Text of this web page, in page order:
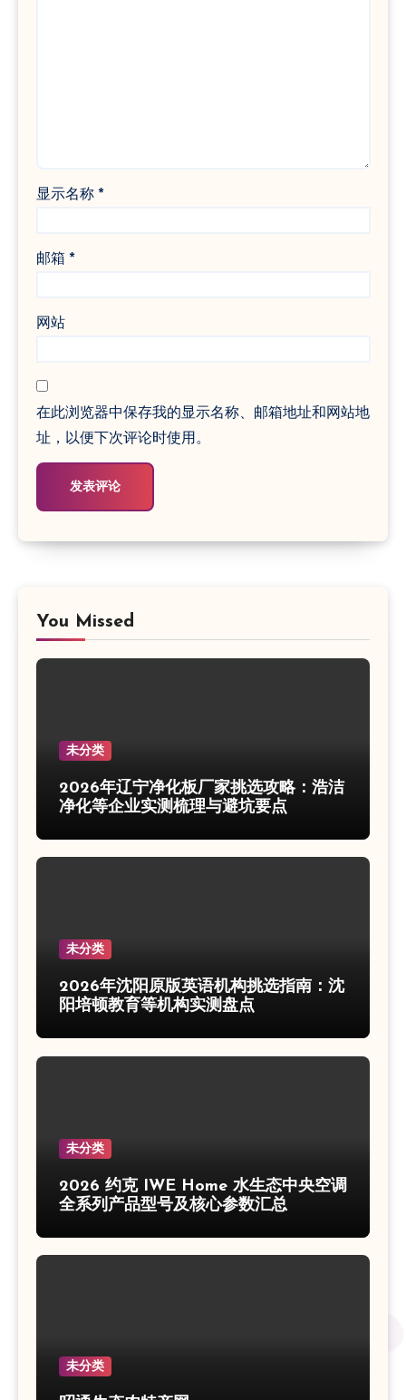
显示名称 *
邮箱 *
网站
在此浏览器中保存我的显示名称、邮箱地址和网站地
址，以便下次评论时使用。
You Missed
未分类
2026年辽宁净化板厂家挑选攻略：浩洁
净化等企业实测梳理与避坑要点
未分类
2026年沈阳原版英语机构挑选指南：沈
阳培顿教育等机构实测盘点
未分类
2026 约克 IWE Home 水生态中央空调
全系列产品型号及核心参数汇总
未分类